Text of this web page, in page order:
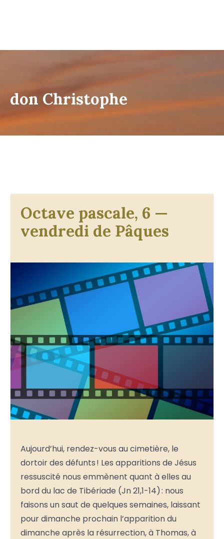
don Christophe
Octave pascale, 6 —
vendredi de Pâques
Aujourd’hui, rendez-vous au cimetière, le
dortoir des défunts ! Les apparitions de Jésus
ressuscité nous emmènent quant à elles au
bord du lac de Tibériade (Jn 21,1-14) : nous
faisons un saut de quelques semaines, laissant
pour dimanche prochain l’apparition du
dimanche après la résurrection, à Thomas, à